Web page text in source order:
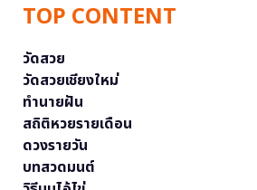
TOP CONTENT
วัดสวย
วัดสวยเชียงใหม่
ทำนายฝัน
สถิติหวยรายเดือน
ดวงรายวัน
บทสวดมนต์